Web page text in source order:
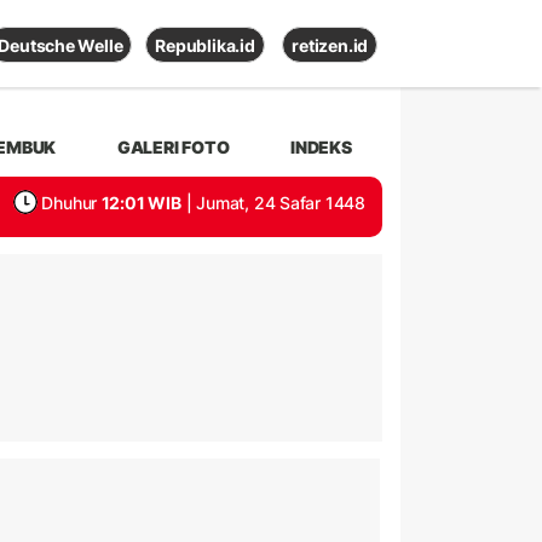
Deutsche Welle Republika.id retizen.id
GALERI FOTO INDEKS
Dhuhur 12:01 WIB | Jumat, 24 Safar 1448